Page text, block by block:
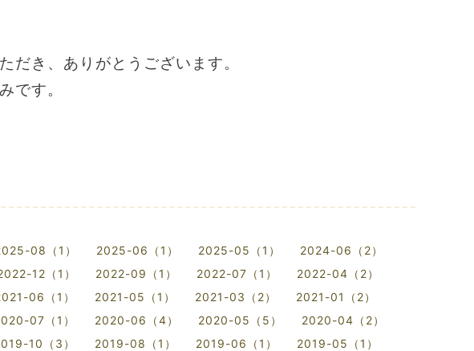
だき、ありがとうございます。
です。
08（1） 2025-06（1） 2025-05（1）
2024-06（2）
12（1） 2022-09（1） 2022-07（1）
2022-04（2）
06（1） 2021-05（1） 2021-03（2）
2021-01（2）
07（1） 2020-06（4） 2020-05（5）
2020-04（2）
10（3） 2019-08（1） 2019-06（1）
2019-05（1）